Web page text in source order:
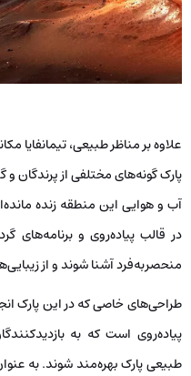
علاوه بر مناظر طبیعی،
پارک گونه‌های مختلفی از پرندگان
آب و هوایی این منطقه زنده
در قالب پیاده‌روی و برنامه‌های
منحصربه‌فرد آشنا شوند و از
طراحی‌های خاصی که در این پارک
پیاده‌روی‌ است که به
طبیعی پارک بهره‌مند شوند. به